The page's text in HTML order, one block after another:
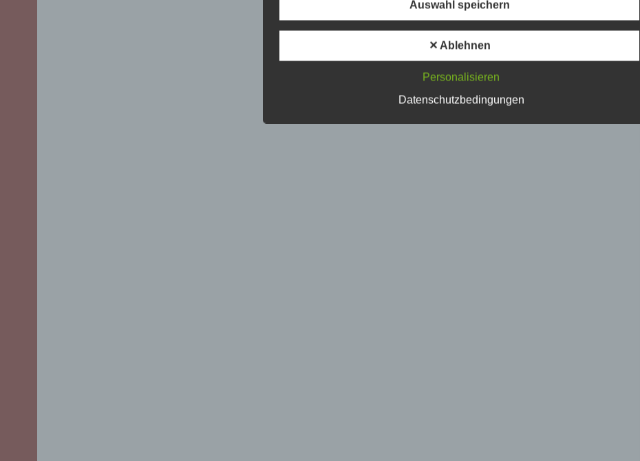
Über das Kontaktformular übermittelte Daten verbleiben bei uns, bis Sie
uns zur Löschung auffordern, Ihre Einwilligung zur Speicherung widerrufen
oder keine Notwendigkeit der Datenspeicherung mehr besteht. Zwingende
gesetzliche Bestimmungen - insbesondere Aufbewahrungsfristen - bleiben
unberührt.
Für Integration und Darstellung von Videoinhalten nutzt unsere Website
Cherry Ave., San Bruno, CA 94066, USA.
Auswahl speichern
✕ Ablehnen
Personalisieren
Datenschutzbedingungen